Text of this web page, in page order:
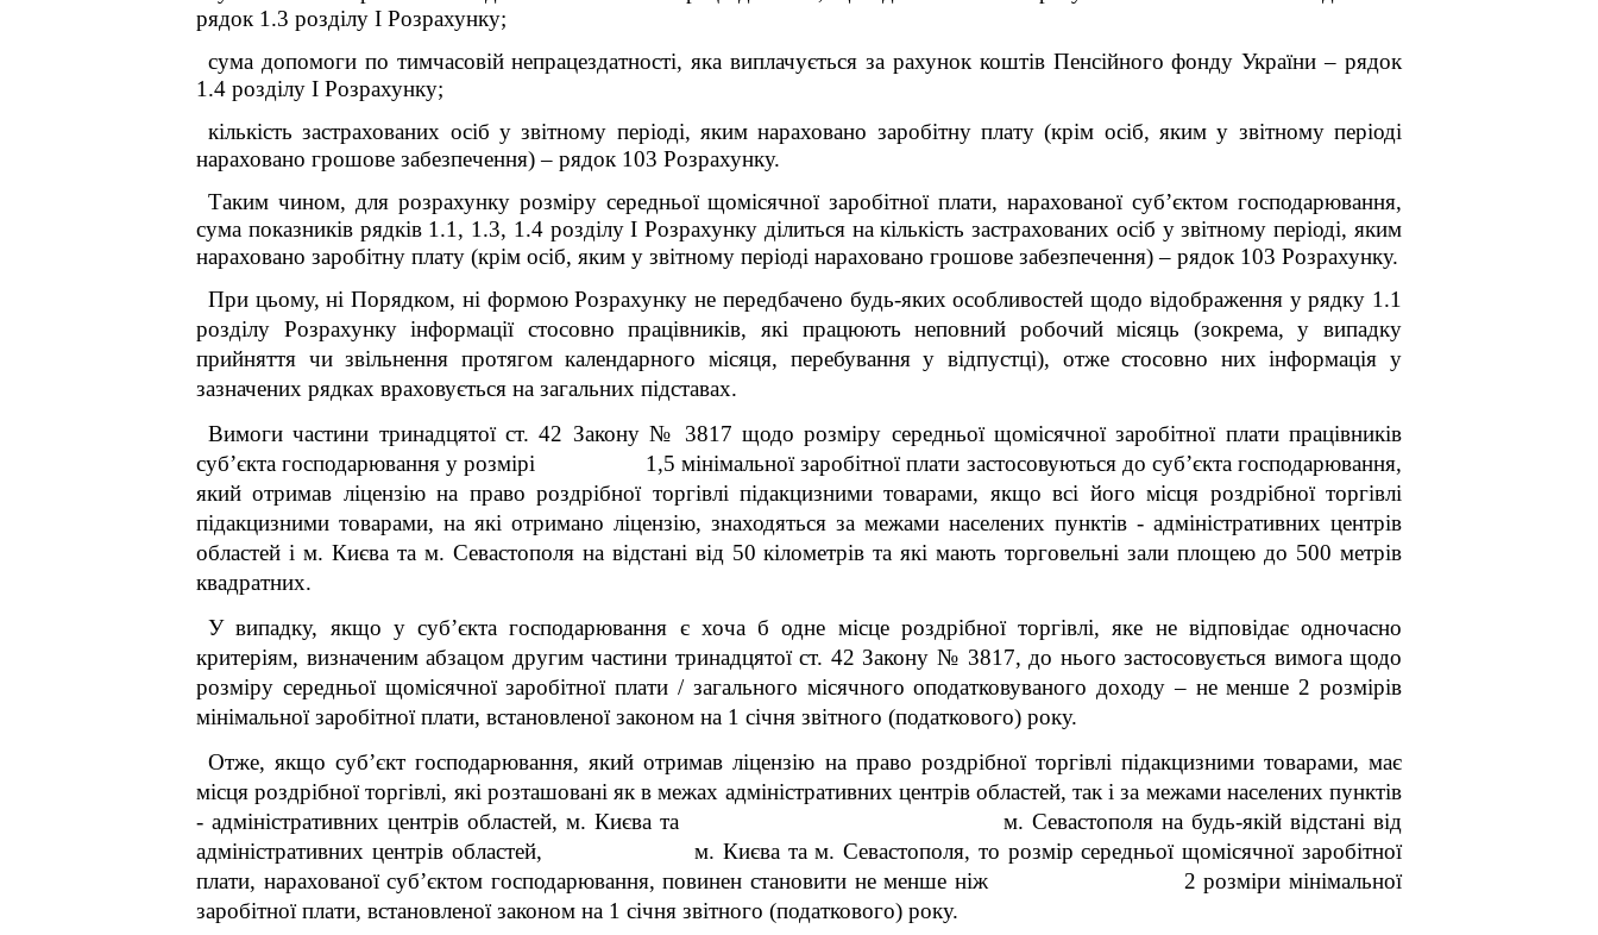
рядок 1.3 розділу І Розрахунку;
сума допомоги по тимчасовій непрацездатності, яка виплачується за рахунок коштів Пенсійного фонду України – рядок
1.4 розділу І Розрахунку;
кількість застрахованих осіб у звітному періоді, яким нараховано заробітну плату (крім осіб, яким у звітному періоді
нараховано грошове забезпечення) – рядок 103 Розрахунку.
Таким чином, для розрахунку розміру середньої щомісячної заробітної плати, нарахованої суб’єктом господарювання,
сума показників рядків 1.1, 1.3, 1.4 розділу І Розрахунку ділиться на кількість застрахованих осіб у звітному періоді, яким
нараховано заробітну плату (крім осіб, яким у звітному періоді нараховано грошове забезпечення) – рядок 103 Розрахунку.
При цьому, ні Порядком, ні формою Розрахунку не передбачено будь-яких особливостей щодо відображення у рядку 1.1
розділу Розрахунку інформації стосовно працівників, які працюють неповний робочий місяць (зокрема, у випадку
прийняття чи звільнення протягом календарного місяця, перебування у відпустці), отже стосовно них інформація у
зазначених рядках враховується на загальних підставах.
Вимоги частини тринадцятої ст. 42 Закону № 3817 щодо розміру середньої щомісячної заробітної плати працівників
суб’єкта господарювання у розмірі 1,5 мінімальної заробітної плати застосовуються до суб’єкта господарювання,
який отримав ліцензію на право роздрібної торгівлі підакцизними товарами, якщо всі його місця роздрібної торгівлі
підакцизними товарами, на які отримано ліцензію, знаходяться за межами населених пунктів - адміністративних центрів
областей і м. Києва та м. Севастополя на відстані від 50 кілометрів та які мають торговельні зали площею до 500 метрів
квадратних.
У випадку, якщо у суб’єкта господарювання є хоча б одне місце роздрібної торгівлі, яке не відповідає одночасно
критеріям, визначеним абзацом другим частини тринадцятої ст. 42 Закону № 3817, до нього застосовується вимога щодо
розміру середньої щомісячної заробітної плати / загального місячного оподатковуваного доходу – не менше 2 розмірів
мінімальної заробітної плати, встановленої законом на 1 січня звітного (податкового) року.
Отже, якщо суб’єкт господарювання, який отримав ліцензію на право роздрібної торгівлі підакцизними товарами, має
місця роздрібної торгівлі, які розташовані як в межах адміністративних центрів областей, так і за межами населених пунктів
- адміністративних центрів областей, м. Києва та м. Севастополя на будь-якій відстані від
адміністративних центрів областей, м. Києва та м. Севастополя, то розмір середньої щомісячної заробітної
плати, нарахованої суб’єктом господарювання, повинен становити не менше ніж 2 розміри мінімальної
заробітної плати, встановленої законом на 1 січня звітного (податкового) року.